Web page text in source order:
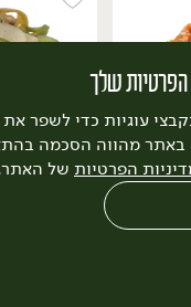
שלך
עוגיות כדי לשפר את
מהווה הסכמה
הפרטיות של